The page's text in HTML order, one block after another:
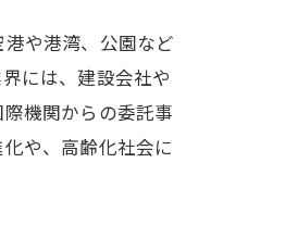
や港湾、公園など
には、建設会社や
機関からの委託事
や、高齢化社会に